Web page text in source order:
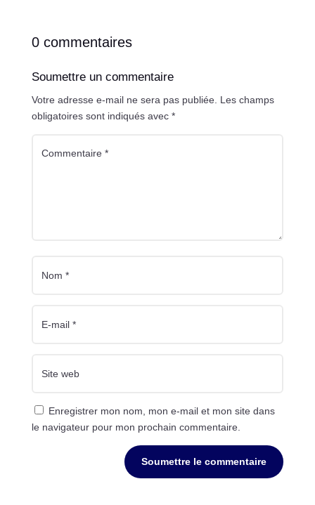
0 commentaires
Soumettre un commentaire
Votre adresse e-mail ne sera pas publiée. Les champs
obligatoires sont indiqués avec *
Enregistrer mon nom, mon e-mail et mon site dans
le navigateur pour mon prochain commentaire.
Soumettre le commentaire